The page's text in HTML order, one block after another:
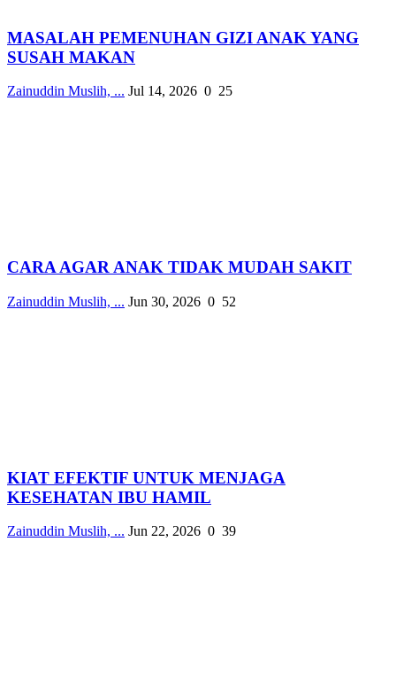
MASALAH PEMENUHAN GIZI ANAK YANG
SUSAH MAKAN
Zainuddin Muslih, ... Jul 14, 2026 0 25
CARA AGAR ANAK TIDAK MUDAH SAKIT
Zainuddin Muslih, ... Jun 30, 2026 0 52
KIAT EFEKTIF UNTUK MENJAGA
KESEHATAN IBU HAMIL
Zainuddin Muslih, ... Jun 22, 2026 0 39